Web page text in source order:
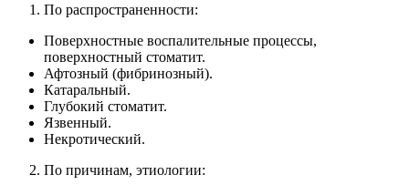
По распространенности:
Поверхностные воспалительные процессы,
поверхностный стоматит.
Афтозный (фибринозный).
Катаральный.
Глубокий стоматит.
Язвенный.
Некротический.
По причинам, этиологии: